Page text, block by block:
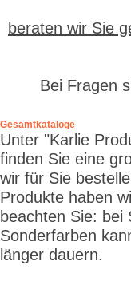
beraten wir Sie
Bei Fragen
Gesamtkataloge
Unter "Karlie
finden Sie eine
wir für Sie
Produkte haben
beachten Sie: bei
Sonderfarben
länger dauern.